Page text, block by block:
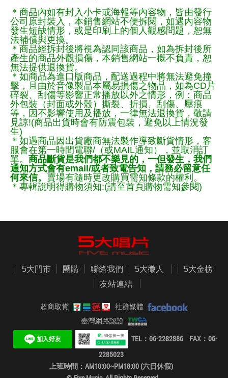
＊商品內如有封入小卡或海報等內容物，皆由發行
公司原封裝入，本銷售網站不便拆閱，如遇內容物
發生短缺情形，或是印刷上的個人觀感問題，恕無
法補償與更換。
＊商品經拆封後將視為認同該商品，如為拆封後所
產生的商品外觀損傷，本銷售網站一概不負責，恕
無法提供退換貨。
＊如商品為進口版商品，配送過程中將無法避免撞
擊，且由於音像製品本屬易損傷之物品，如為CD片
碎裂、刮傷等影響正常播放以外之情形，例：商品
外包裝（封面或外殼）撕裂、折損、刮傷、壓痕
等，因不影響使用及播放，一律無法退換貨，敬請
見諒!(商品出貨時會有防震包裝，避免以上情況發
生)
＊如遇商品因出貨廠商無法製作導致斷貨情形，客
服會在第一時間電聯/（或MAIL通知），並取消訂
單。 商品斷貨是我們都不樂見的，一但發生，我們
通知方式會有email/或者致電告知，請務必留意任
何來信。 賣場有隨時更改購買需知條款的權利。
＊專輯說明得購物須知:(請至首頁購物需知參閱)
5大門市 團購 聯絡我們 5大徵人
5大金榜
友站連結
超商取貨
社群媒體
臺灣網路認證
TEL：06-2282886 FAX：06-
2285023
上班時間：AM10:00~PM18:00 (六日休假)